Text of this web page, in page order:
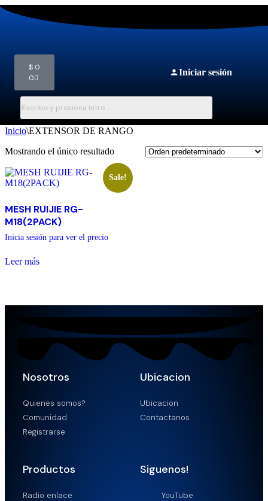
$ 0
0
Iniciar sesión
Inicio\EXTENSOR DE RANGO
Mostrando el único resultado
Sale!
MESH RUIJIE RG-
M18(2PACK)
Inicia sesión para ver el precio
Leer más
Nosotros
Quienes somos?
Comunidad
Registrarse
Ubicacion
Ubicacion
Contactanos
Productos
Radio enlace
Siguenos!
YouTube